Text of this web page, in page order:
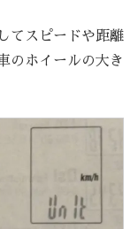
てスピードや距離
のホイールの大き